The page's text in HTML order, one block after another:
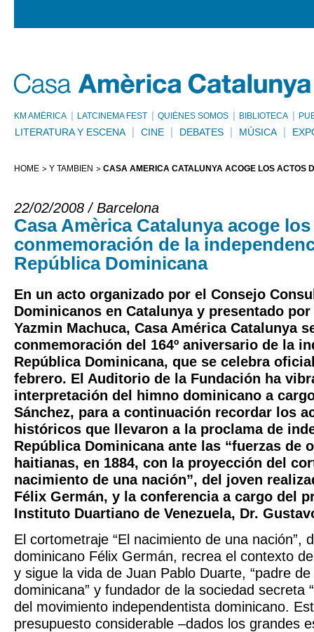
KM AMÈRICA LATCINEMA FEST QUIÉNES SOMOS BIBLIOTECA
LITERATURA Y ESCENA CINE DEBATES MÚSICA
HOME Y TAMBIÉN CASA AMÈRICA CATALUNYA ACOGE LOS ACTOS
22/02/2008 / Barcelona
Casa Amèrica Catalunya acoge
conmemoración de la
República Dominicana
En un acto organizado por el Consejo
Dominicanos en Catalunya y presentado
Yazmin Machuca, Casa América Catalunya
conmemoración del 164º aniversario de la
República Dominicana, que se celebra
febrero. El Auditorio de la Fundación ha
interpretación del himno dominicano a
Sánchez, para a continuación recordar los
históricos que llevaron a la proclama de
República Dominicana ante las “fuerzas de
haitianas, en 1884, con la proyección del
nacimiento de una nación”, del joven
Félix Germán, y la conferencia a cargo del
Instituto Duartiano de Venezuela, Dr.
El cortometraje “El nacimiento de una nación”,
dominicano Félix Germán, recrea el contexto
y sigue la vida de Juan Pablo Duarte, “padre
dominicana” y fundador de la sociedad secreta
del movimiento independentista dominicano.
presupuesto considerable –dados los grandes